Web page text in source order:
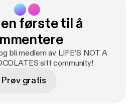
første til å
bli medlem av LIFE’S NOT A
sitt community!
Prøv gratis